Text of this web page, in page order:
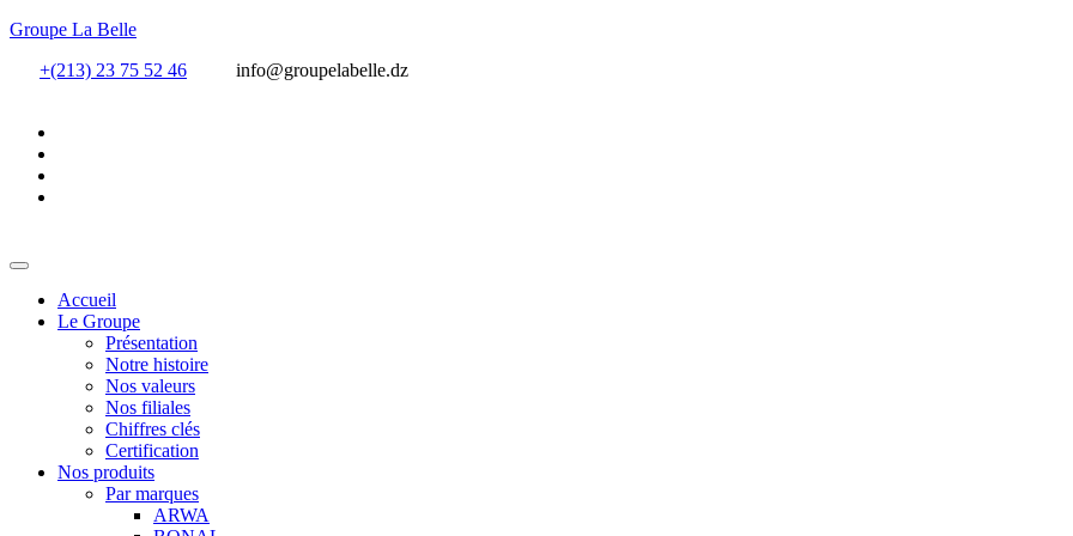
Groupe La Belle
+(213) 23 75 52 46
info@groupelabelle.dz
Accueil
Le Groupe
Présentation
Notre histoire
Nos valeurs
Nos filiales
Chiffres clés
Certification
Nos produits
Par marques
ARWA